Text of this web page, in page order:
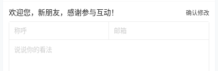
欢迎您，新朋友，感谢参与互动！ 确认修改